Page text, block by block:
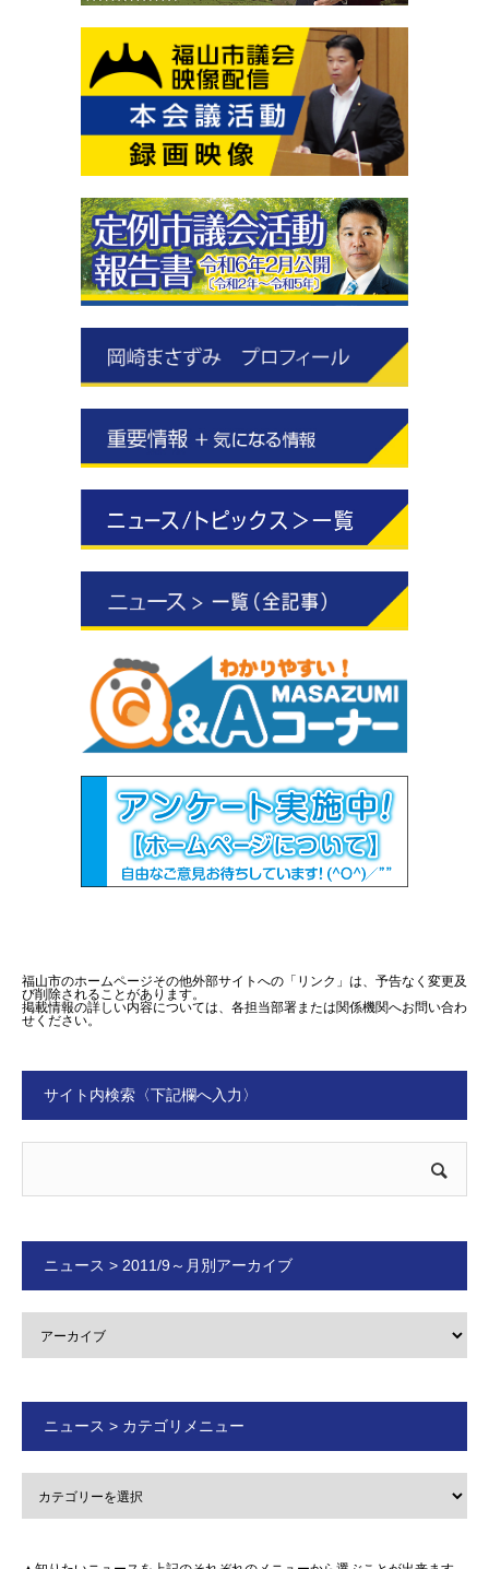
福山市のホームページその他外部サイトへの「リンク」は、予告なく変更及
び削除されることがあります。
掲載情報の詳しい内容については、各担当部署または関係機関へお問い合わ
せください。
サイト内検索〈下記欄へ入力〉
ニュース > 2011/9～月別アーカイブ
ニュース > カテゴリメニュー